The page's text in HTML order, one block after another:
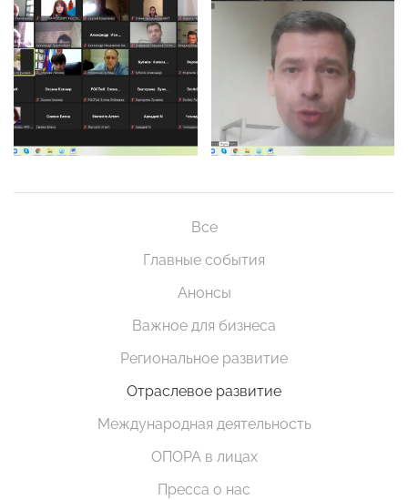
Все
Главные события
Анонсы
Важное для бизнеса
Региональное развитие
Отраслевое развитие
Международная деятельность
ОПОРА в лицах
Пресса о нас